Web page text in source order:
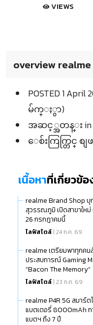
VIEWS
overview realme
POSTED 1 April
မ်က္ႏွာ)
အဆင့္အတန္း in
ေစ်းကြက္တြင္ စျ
เนื้อหาที่เกี่ยวข้อ
realme Brand Shop บุ
สุวรรณภูมิ เปิดสาขาให
26 กรกฎาคมนี้
ไลฟ์สไตล์ | 24 ก.ค. 69
realme เตรียมพาทุกค
ประสบการณ์ Gaming
“Bacon The Memory”
ไลฟ์สไตล์ | 23 ก.ค. 69
realme P4R 5G สมาร์
แบตเตอรี่ 8000mAh
แบตฯ ถึง 7 ปี